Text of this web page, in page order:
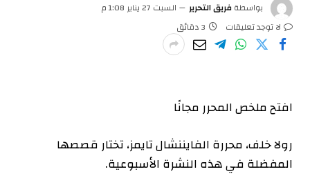
بواسطةفريق التحرير
السبت 27 يناير 1:08 م
لا توجد تعليقات
3 دقائق
افتح ملخص المحرر مجانًا
رولا خلف، محررة الفايننشال تايمز، تختار قصصها
المفضلة في هذه النشرة الأسبوعية.